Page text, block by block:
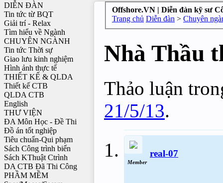
DIỄN ĐÀN
Tin tức từ BQT
Giải trí - Relax
Tìm hiểu về Ngành
CHUYÊN NGÀNH
Tin tức Thời sự
Giao lưu kinh nghiệm
Hình ảnh thực tế
THIẾT KẾ & QLDA
Thiết kế CTB
QLDA CTB
English
THƯ VIỆN
ĐA Môn Học - Đề Thi
Đồ án tốt nghiệp
Tiêu chuẩn-Qui phạm
Sách Công trình biển
Sách KThuật Ctrình
DA CTB Đã Thi Công
PHẦM MỀM
Offshore.VN | Diễn đàn kỹ sư
Trang chủ Diễn đàn > Chuyên
Nhà Thầu
Thảo luận
21/5/13.
real-07
Member